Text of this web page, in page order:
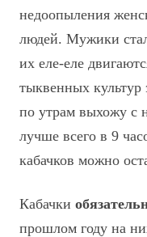
недоопыления
людей. Мужики
их еле-еле
тыквенных
по утрам выхожу с
лучше всего в 9
кабачков можно
Кабачки
прошлом году на